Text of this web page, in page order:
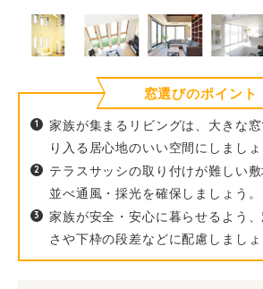
窓選びのポイント
1
家族が集まるリビングは、大きな
り入る居心地のいい空間にしましょ
2
テラスサッシの取り付けが難しい
並べ通風・採光を確保しましょう。
3
家族が安全・安心に暮らせるよう
さや下枠の段差などに配慮しましょ